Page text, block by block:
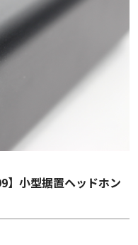
】小型据置ヘッドホン